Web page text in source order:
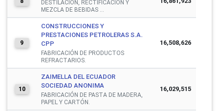
DESTILACIÓN, RECTIFICACIÓN Y
MEZCLA DE BEBIDAS ...
9
CONSTRUCCIONES Y
PRESTACIONES PETROLERAS S.A.
CPP
FABRICACIÓN DE PRODUCTOS
REFRACTARIOS.
16,508,626
10
ZAIMELLA DEL ECUADOR
SOCIEDAD ANONIMA
FABRICACIÓN DE PASTA DE MADERA,
PAPEL Y CARTÓN.
16,029,515